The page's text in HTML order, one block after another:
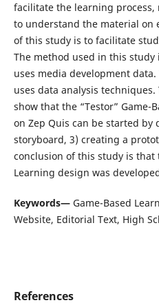
facilitate the learning
to understand the material on
of this study is to facilitate
The method used in this study
uses media development
uses data analysis
show that the “Testor” Game-
on Zep Quis can be started by
storyboard, 3) creating a
conclusion of this study is that
Learning design was
Keywords—Game-Based
Website, Editorial Text, High
References